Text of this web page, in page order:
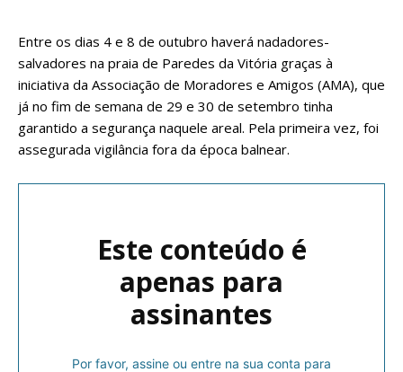
Entre os dias 4 e 8 de outubro haverá nadadores-
salvadores na praia de Paredes da Vitória graças à
iniciativa da Associação de Moradores e Amigos (AMA), que
já no fim de semana de 29 e 30 de setembro tinha
garantido a segurança naquele areal. Pela primeira vez, foi
assegurada vigilância fora da época balnear.
Este conteúdo é
apenas para
assinantes
Por favor, assine ou entre na sua conta para